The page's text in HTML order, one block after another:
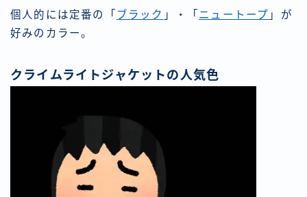
個人的には定番の「 ブラック 」・「 ニュートープ 」が
好みのカラー。
クライムライトジャケットの人気色